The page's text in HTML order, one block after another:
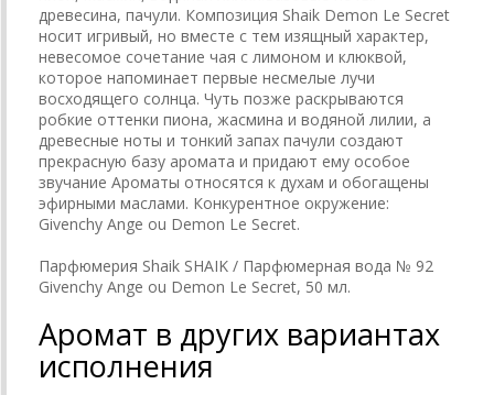
древесина, пачули. Композиция Shaik Demon Le Secret
носит игривый, но вместе с тем изящный характер,
невесомое сочетание чая с лимоном и клюквой,
которое напоминает первые несмелые лучи
восходящего солнца. Чуть позже раскрываются
робкие оттенки пиона, жасмина и водяной лилии, а
древесные ноты и тонкий запах пачули создают
прекрасную базу аромата и придают ему особое
звучание Ароматы относятся к духам и обогащены
эфирными маслами. Конкурентное окружение:
Givenchy Ange ou Demon Le Secret.
Парфюмерия Shaik SHAIK / Парфюмерная вода № 92
Givenchy Ange ou Demon Le Secret, 50 мл.
Аромат в других вариантах
исполнения